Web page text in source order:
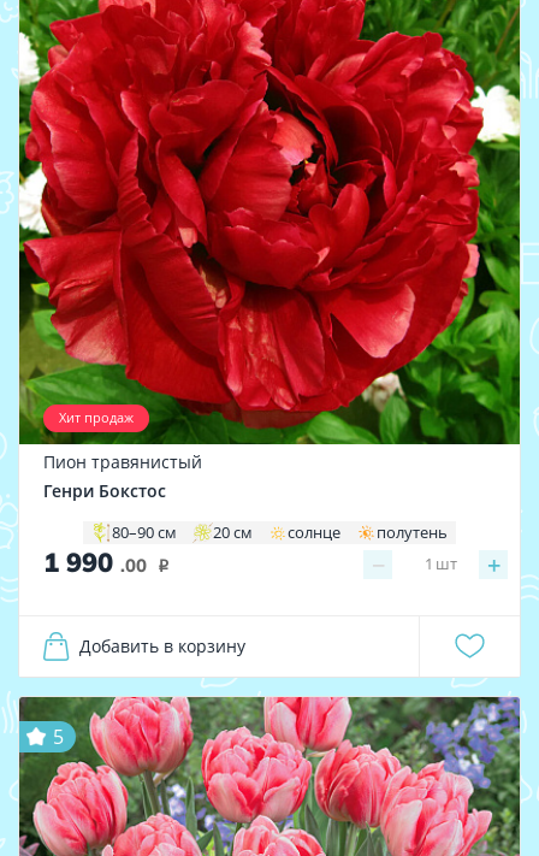
Хит продаж
Пион травянистый
Генри Бокстос
80–90 см 20 см солнце полутень
1 990 .00 i − +
1 шт
Добавить в корзину
5